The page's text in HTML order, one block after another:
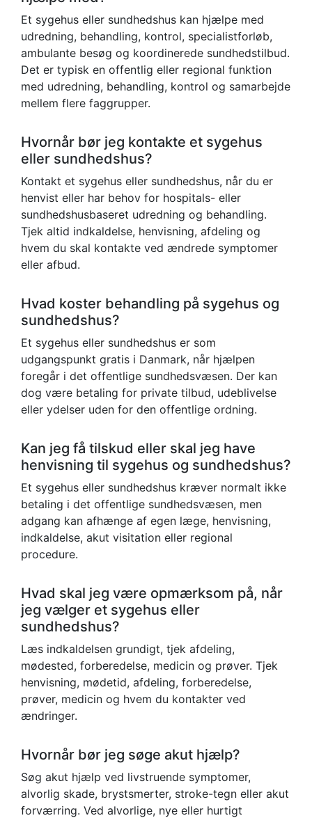
Et sygehus eller sundhedshus kan hjælpe med
udredning, behandling, kontrol, specialistforløb,
ambulante besøg og koordinerede sundhedstilbud.
Det er typisk en offentlig eller regional funktion
med udredning, behandling, kontrol og samarbejde
mellem flere faggrupper.
Hvornår bør jeg kontakte et sygehus
eller sundhedshus?
Kontakt et sygehus eller sundhedshus, når du er
henvist eller har behov for hospitals- eller
sundhedshusbaseret udredning og behandling.
Tjek altid indkaldelse, henvisning, afdeling og
hvem du skal kontakte ved ændrede symptomer
eller afbud.
Hvad koster behandling på sygehus og
sundhedshus?
Et sygehus eller sundhedshus er som
udgangspunkt gratis i Danmark, når hjælpen
foregår i det offentlige sundhedsvæsen. Der kan
dog være betaling for private tilbud, udeblivelse
eller ydelser uden for den offentlige ordning.
Kan jeg få tilskud eller skal jeg have
henvisning til sygehus og sundhedshus?
Et sygehus eller sundhedshus kræver normalt ikke
betaling i det offentlige sundhedsvæsen, men
adgang kan afhænge af egen læge, henvisning,
indkaldelse, akut visitation eller regional
procedure.
Hvad skal jeg være opmærksom på, når
jeg vælger et sygehus eller
sundhedshus?
Læs indkaldelsen grundigt, tjek afdeling,
mødested, forberedelse, medicin og prøver. Tjek
henvisning, mødetid, afdeling, forberedelse,
prøver, medicin og hvem du kontakter ved
ændringer.
Hvornår bør jeg søge akut hjælp?
Søg akut hjælp ved livstruende symptomer,
alvorlig skade, brystsmerter, stroke-tegn eller akut
forværring. Ved alvorlige, nye eller hurtigt